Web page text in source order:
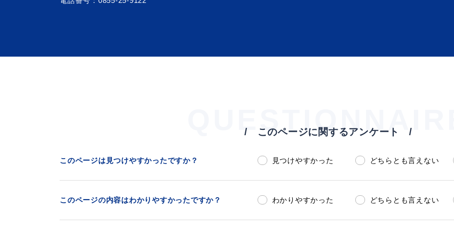
QUESTIONNAIRE
このページに関するアンケート
このページは見つけやすかったですか？ 見つけやすかった どちらとも言えない
このページの内容はわかりやすかったですか？ わかりやすかった どちらとも言えない